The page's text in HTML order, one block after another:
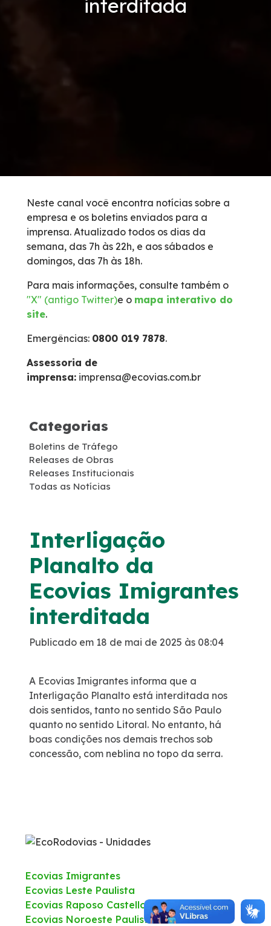
Tarifas de Pedágio
Telefones de Emergência
Cargas Especiais
Faixa de Domínio
Carta ao Usuário
Sustentabilidade
Projetos Socioambientais
Política de Gestão Integrada
Programa de Redução de Acidentes
EIA-RIMA Nova Ligação
Comercial
Ouvidoria
Fale Conosco
Trabalhe Conosco
WhatsApp
interditada
Neste canal você encontra notícias sobre a
empresa e os boletins enviados para a
imprensa. Atualizado todos os dias da
semana, das 7h às 22h, e aos sábados e
domingos, das 7h às 18h.
Para mais informações, consulte também o
"X" (antigo Twitter)e o mapa interativo do
site.
Emergências: 0800 019 7878.
Assessoria de
imprensa: imprensa@ecovias.com.br
Categorias
Boletins de Tráfego
Releases de Obras
Releases Institucionais
Todas as Notícias
Interligação
Planalto da
Ecovias Imigrantes
interditada
Publicado em 18 de mai de 2025 às 08:04
A Ecovias Imigrantes informa que a
Interligação Planalto está interditada nos
dois sentidos, tanto no sentido São Paulo
quanto no sentido Litoral. No entanto, há
boas condições nos demais trechos sob
concessão, com neblina no topo da serra.
Ecovias Imigrantes
Ecovias Leste Paulista
Ecovias Raposo Castello
Ecovias Noroeste Paulista